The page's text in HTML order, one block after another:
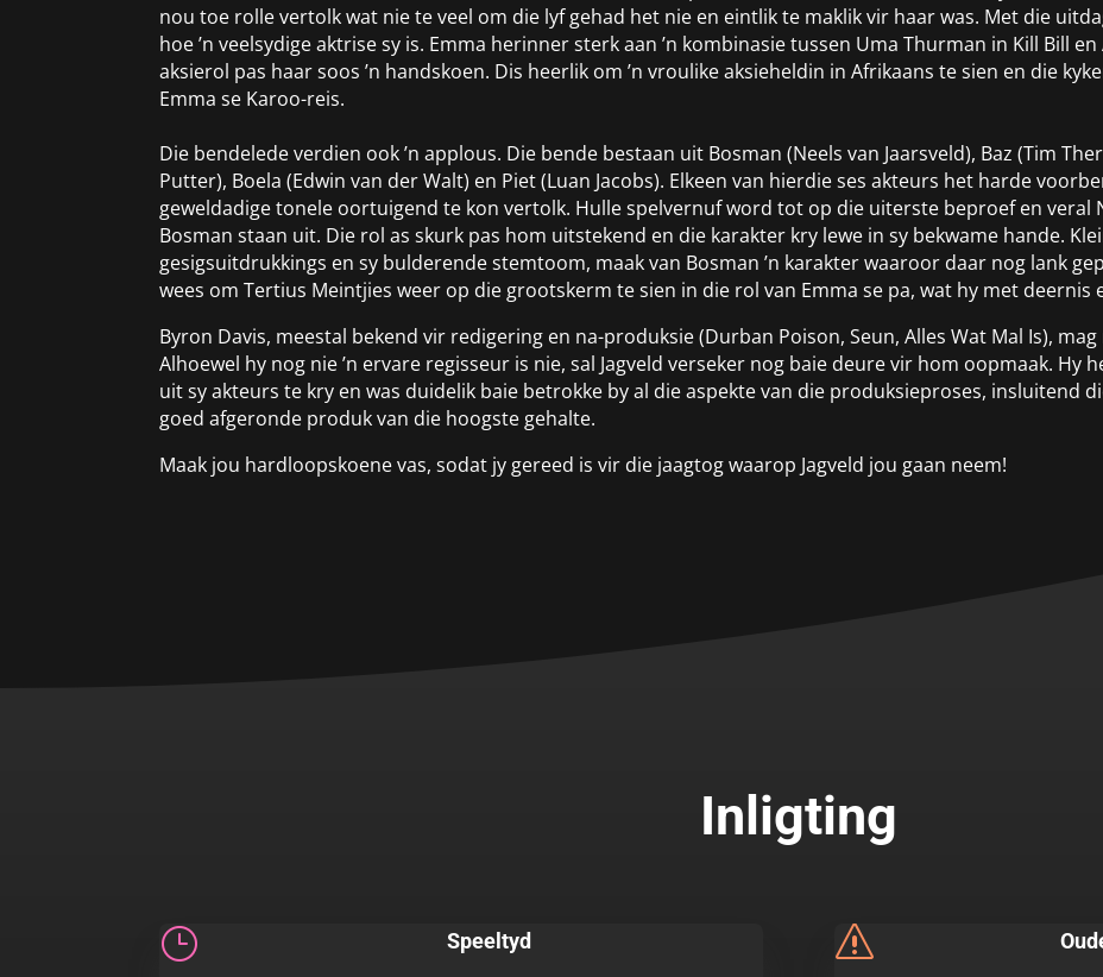
nou toe rolle vertolk wat nie te veel om die lyf gehad het nie en eintlik te maklik vir haar was. Met die
hoe ’n veelsydige aktrise sy is. Emma herinner sterk aan ’n kombinasie tussen Uma Thurman in Kill Bill
aksierol pas haar soos ’n handskoen. Dis heerlik om ’n vroulike aksieheldin in Afrikaans te sien en die
Emma se Karoo-reis.
Die bendelede verdien ook ’n applous. Die bende bestaan uit Bosman (Neels van Jaarsveld), Baz (Tim
Putter), Boela (Edwin van der Walt) en Piet (Luan Jacobs). Elkeen van hierdie ses akteurs het harde
geweldadige tonele oortuigend te kon vertolk. Hulle spelvernuf word tot op die uiterste beproef en veral
Bosman staan uit. Die rol as skurk pas hom uitstekend en die karakter kry lewe in sy bekwame hande.
gesigsuitdrukkings en sy bulderende stemtoom, maak van Bosman ’n karakter waaroor daar nog lank
wees om Tertius Meintjies weer op die grootskerm te sien in die rol van Emma se pa, wat hy met deernis
Byron Davis, meestal bekend vir redigering en na-produksie (Durban Poison, Seun, Alles Wat Mal Is),
Alhoewel hy nog nie ’n ervare regisseur is nie, sal Jagveld verseker nog baie deure vir hom oopmaak. Hy
uit sy akteurs te kry en was duidelik baie betrokke by al die aspekte van die produksieproses, insluitend
goed afgeronde produk van die hoogste gehalte.
Maak jou hardloopskoene vas, sodat jy gereed is vir die jaagtog waarop Jagveld jou gaan neem!
Inligting
} Speeltyd s